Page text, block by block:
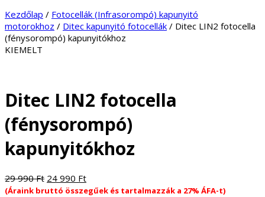
Kezdőlap / Fotocellák (Infrasorompó) kapunyitó
motorokhoz / Ditec kapunyitó fotocellák / Ditec LIN2 fotocella
(fénysorompó) kapunyitókhoz
KIEMELT
Ditec LIN2 fotocella
(fénysorompó)
kapunyitókhoz
29 990Ft Original
price
24 990 FtCurrent
price
(Áraink bruttó összegűek és tartalmazzák a 27% ÁFA-t)